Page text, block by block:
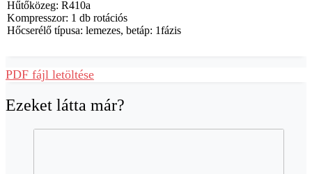
Hűtőközeg: R410a
Kompresszor: 1 db rotációs
Hőcserélő típusa: lemezes, betáp: 1fázis
PDF fájl letöltése
Ezeket látta már?